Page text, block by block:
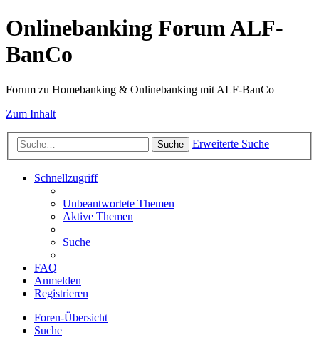
Onlinebanking Forum ALF-
BanCo
Forum zu Homebanking & Onlinebanking mit ALF-BanCo
Zum Inhalt
Suche Erweiterte Suche
Schnellzugriff
Unbeantwortete Themen
Aktive Themen
Suche
FAQ
Anmelden
Registrieren
Foren-Übersicht
Suche